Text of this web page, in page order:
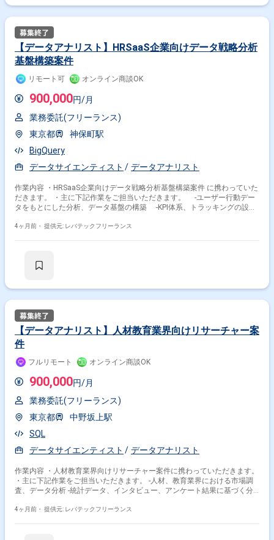
【データアナリスト】HRSaaS企業向けデータ戦略分析
基盤構築案件
リモート可 オンライン商談OK
900,000円/月
業務委託(フリーランス)
東京都
神保町駅
BigQuery
データサイエンティスト
データアナリスト
作業内容 ・HRSaaS企業向けデータ戦略分析基盤構築案件 に携わっていた
だきます。 ・主に下記作業をご担当いただきます。 -ユーザー行動デー
タをもとにした分析、データ基盤の構築 -KPI体系、トラッキングの設
4ヶ月前・ 提供元: レバテックフリーランス
【データアナリスト】人材教育業界向けリサーチャー案
件
フルリモート オンライン商談OK
900,000円/月
業務委託(フリーランス)
東京都
中野坂上駅
SQL
データサイエンティスト
データアナリスト
作業内容 ・人材教育業界向けリサーチャー案件に携わっていただきます。
・主に下記作業をご担当いただきます。 -人材、教育業界における市場調
査、データ分析 -統計データ、インタビュー、アンケート結果に基づく分
4ヶ月前・ 提供元: レバテックフリーランス